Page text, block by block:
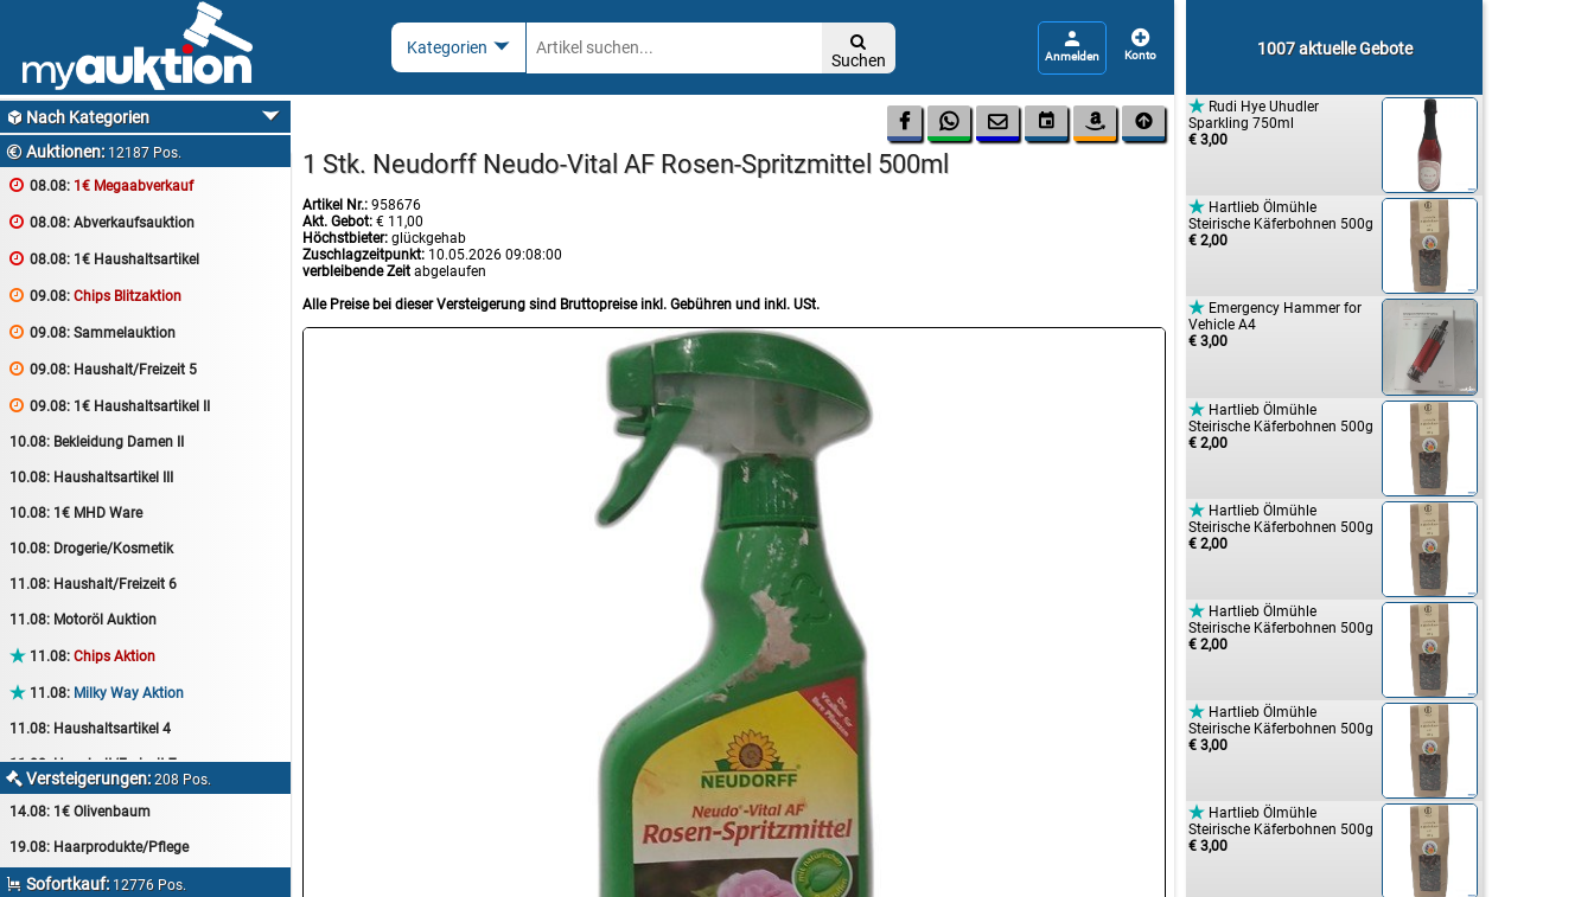

Suchen
 
 Nach Kategorien
 Auktionen: 12187 Pos.
 08.08: 1€ Megaabverkauf
 08.08: Abverkaufsauktion
 08.08: 1€ Haushaltsartikel
 09.08: Chips Blitzaktion
 09.08: Sammelauktion
 09.08: Haushalt/Freizeit 5
 09.08: 1€ Haushaltsartikel II
10.08: Bekleidung Damen II
10.08: Haushaltsartikel III
10.08: 1€ MHD Ware
10.08: Drogerie/Kosmetik
11.08: Haushalt/Freizeit 6
11.08: Motoröl Auktion
 11.08: Chips Aktion
 11.08: Milky Way Aktion
11.08: Haushaltsartikel 4
11.08:Haushalt/Freizeit 7
12.08:Pralinen Auktion
 Versteigerungen:208 Pos.
14.08: 1€ Olivenbaum
19.08: Haarprodukte/Pflege
 Sofortkauf: 12776 Pos.
1007 aktuelle Gebote
 Rudi Hye Uhudler
Sparkling 750ml
€ 3,00
 Hartlieb Ölmühle
Steirische Käferbohnen 500g
€ 2,00
 Emergency Hammer for
Vehicle A4
€ 3,00
 Hartlieb Ölmühle
Steirische Käferbohnen 500g
€ 2,00
 Hartlieb Ölmühle
Steirische Käferbohnen 500g
€ 2,00
 Hartlieb Ölmühle
Steirische Käferbohnen 500g
€ 2,00
 Hartlieb Ölmühle
Steirische Käferbohnen 500g
€ 3,00
 Hartlieb Ölmühle
Steirische Käferbohnen 500g
€ 3,00
     
1 Stk. Neudorff Neudo-Vital AF Rosen-Spritzmittel 500ml
Artikel Nr.: 958676
Akt. Gebot: € 11,00
Höchstbieter: glückgehab
Zuschlagzeitpunkt: 10.05.2026 09:08:00
verbleibende Zeit abgelaufen
Alle Preise bei dieser Versteigerung sind Bruttopreise inkl. Gebühren und inkl. USt.